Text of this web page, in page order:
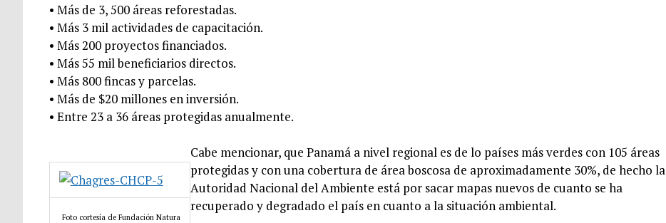
• Más de 3, 500 áreas reforestadas.
• Más 3 mil actividades de capacitación.
• Más 200 proyectos financiados.
• Más 55 mil beneficiarios directos.
• Más 800 fincas y parcelas.
• Más de $20 millones en inversión.
• Entre 23 a 36 áreas protegidas anualmente.
Foto cortesía de Fundación Natura
Cabe mencionar, que Panamá a nivel regional es de lo países más verdes con 105 áreas
protegidas y con una cobertura de área boscosa de aproximadamente 30%, de hecho la
Autoridad Nacional del Ambiente está por sacar mapas nuevos de cuanto se ha
recuperado y degradado el país en cuanto a la situación ambiental.